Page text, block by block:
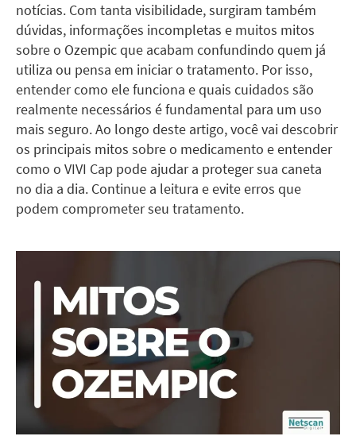
notícias. Com tanta visibilidade, surgiram também
dúvidas, informações incompletas e muitos mitos
sobre o Ozempic que acabam confundindo quem já
utiliza ou pensa em iniciar o tratamento. Por isso,
entender como ele funciona e quais cuidados são
realmente necessários é fundamental para um uso
mais seguro. Ao longo deste artigo, você vai descobrir
os principais mitos sobre o medicamento e entender
como o VIVI Cap pode ajudar a proteger sua caneta
no dia a dia. Continue a leitura e evite erros que
podem comprometer seu tratamento.